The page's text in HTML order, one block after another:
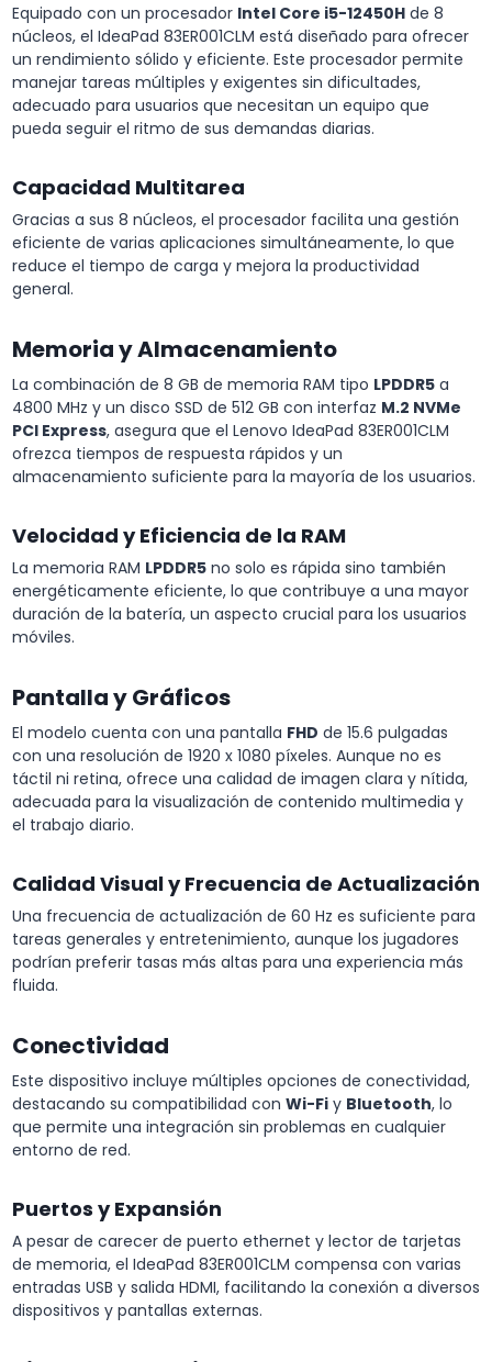
Equipado con un procesador Intel Core i5-12450H de 8
núcleos, el IdeaPad 83ER001CLM está diseñado para ofrecer
un rendimiento sólido y eficiente. Este procesador permite
manejar tareas múltiples y exigentes sin dificultades,
adecuado para usuarios que necesitan un equipo que
pueda seguir el ritmo de sus demandas diarias.
Capacidad Multitarea
Gracias a sus 8 núcleos, el procesador facilita una gestión
eficiente de varias aplicaciones simultáneamente, lo que
reduce el tiempo de carga y mejora la productividad
general.
Memoria y Almacenamiento
La combinación de 8 GB de memoria RAM tipo LPDDR5 a
4800 MHz y un disco SSD de 512 GB con interfaz M.2 NVMe
PCI Express, asegura que el Lenovo IdeaPad 83ER001CLM
ofrezca tiempos de respuesta rápidos y un
almacenamiento suficiente para la mayoría de los usuarios.
Velocidad y Eficiencia de la RAM
La memoria RAM LPDDR5 no solo es rápida sino también
energéticamente eficiente, lo que contribuye a una mayor
duración de la batería, un aspecto crucial para los usuarios
móviles.
Pantalla y Gráficos
El modelo cuenta con una pantalla FHD de 15.6 pulgadas
con una resolución de 1920 x 1080 píxeles. Aunque no es
táctil ni retina, ofrece una calidad de imagen clara y nítida,
adecuada para la visualización de contenido multimedia y
el trabajo diario.
Calidad Visual y Frecuencia de Actualización
Una frecuencia de actualización de 60 Hz es suficiente para
tareas generales y entretenimiento, aunque los jugadores
podrían preferir tasas más altas para una experiencia más
fluida.
Conectividad
Este dispositivo incluye múltiples opciones de conectividad,
destacando su compatibilidad con Wi-Fi y Bluetooth, lo
que permite una integración sin problemas en cualquier
entorno de red.
Puertos y Expansión
A pesar de carecer de puerto ethernet y lector de tarjetas
de memoria, el IdeaPad 83ER001CLM compensa con varias
entradas USB y salida HDMI, facilitando la conexión a diversos
dispositivos y pantallas externas.